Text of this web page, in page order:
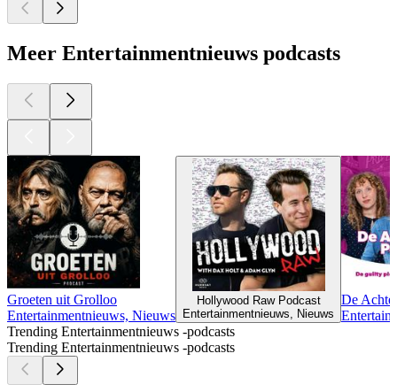
Meer Entertainmentnieuws podcasts
Groeten uit Grolloo
Entertainmentnieuws, Nieuws
Hollywood Raw Podcast
Entertainmentnieuws, Nieuws
De
Trending Entertainmentnieuws -podcasts
Trending Entertainmentnieuws -podcasts